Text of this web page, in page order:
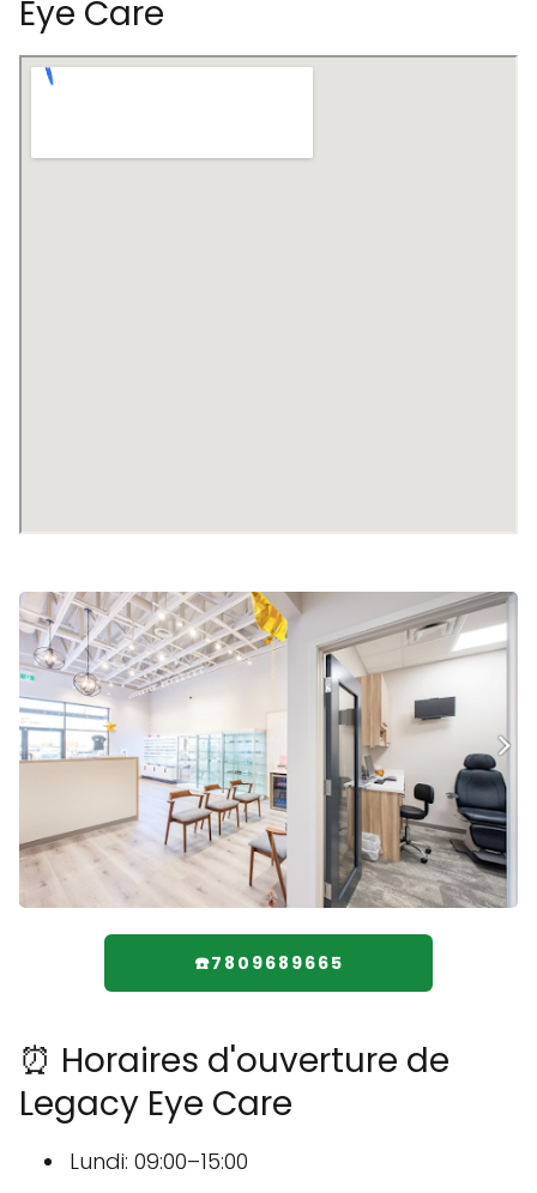
Eye Care
☎️7809689665
⏰ Horaires d'ouverture de
Legacy Eye Care
Lundi: 09:00–15:00